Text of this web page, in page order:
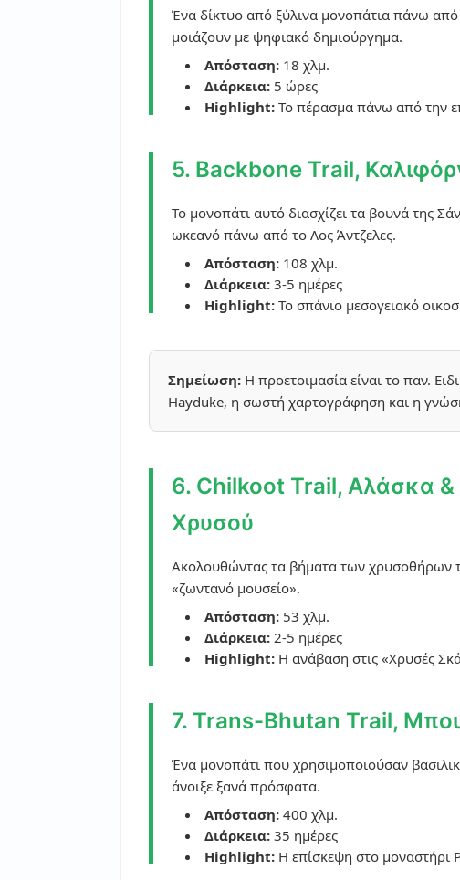
Ένα δίκτυο από ξύλινα μονοπάτια πάνω από
μοιάζουν με ψηφιακό δημιούργημα.
Απόσταση: 18 χλμ.
Διάρκεια: 5 ώρες
Highlight: Το πέρασμα πάνω από την
5. Backbone Trail,
Το μονοπάτι αυτό διασχίζει τα βουνά της
ωκεανό πάνω από το Λος Άντζελες.
Απόσταση: 108 χλμ.
Διάρκεια: 3-5 ημέρες
Highlight: Το σπάνιο μεσογειακό
Σημείωση: Η προετοιμασία είναι το παν.
Hayduke, η σωστή χαρτογράφηση και η
6. Chilkoot Trail, Αλάσκα
Χρυσού
Ακολουθώντας τα βήματα των χρυσοθήρων
«ζωντανό μουσείο».
Απόσταση: 53 χλμ.
Διάρκεια: 2-5 ημέρες
Highlight: Η ανάβαση στις «Χρυσές
7. Trans-Bhutan Trail,
Ένα μονοπάτι που χρησιμοποιούσαν
άνοιξε ξανά πρόσφατα.
Απόσταση: 400 χλμ.
Διάρκεια: 35 ημέρες
Highlight: Η επίσκεψη στο μοναστήρι